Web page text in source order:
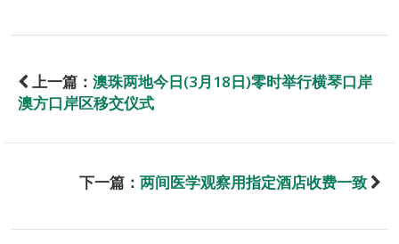
上一篇： 澳珠两地今日(3月18日)零时举行横琴口岸
澳方口岸区移交仪式
下一篇： 两间医学观察用指定酒店收费一致